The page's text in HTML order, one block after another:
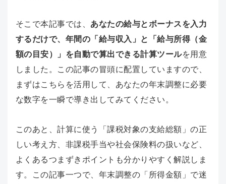
そこで本記事では、 あなたの給与とボーナスを入力
するだけで、年間の「給与収入」と「給与所得（金
額の目安）」を自動で算出できる計算ツールを用意
しました。この記事の冒頭に配置していますので、
まずはこちらを活用して、あなたの年末調整に必要
な数字を一瞬で導き出してみてください。
このあと、計算に使う「課税対象の支給総額」の正
しい考え方、非課税手当や社会保険料の扱いなど、
よくあるつまずきポイントも分かりやすく解説しま
す。この記事一つで、年末調整の「所得金額」で迷